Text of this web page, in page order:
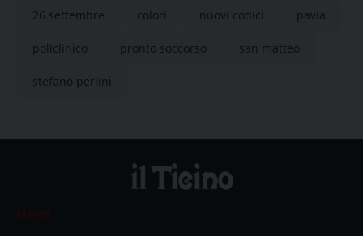
26 settembre colori nuovi codici pavia
policlinico pronto soccorso san matteo
stefano perlini
News